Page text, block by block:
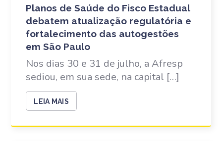
Planos de Saúde do Fisco Estadual
debatem atualização regulatória e
fortalecimento das autogestões
em São Paulo
Nos dias 30 e 31 de julho, a Afresp
sediou, em sua sede, na capital […]
LEIA MAIS